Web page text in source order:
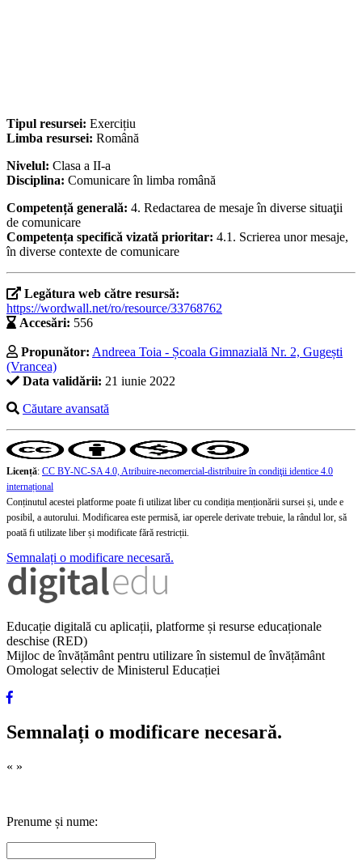
Tipul resursei: Exercițiu
Limba resursei: Română
Nivelul: Clasa a II-a
Disciplina: Comunicare în limba română
Competență generală: 4. Redactarea de mesaje în diverse situaţii
de comunicare
Competența specifică vizată prioritar: 4.1. Scrierea unor mesaje,
în diverse contexte de comunicare
Legătura web către resursă:
https://wordwall.net/ro/resource/33768762
Accesări: 556
Propunător: Andreea Toia - Școala Gimnazială Nr. 2, Gugești
(Vrancea)
Data validării: 21 iunie 2022
Căutare avansată
Licență: CC BY-NC-SA 4.0, Atribuire-necomercial-distribuire în condiţii identice 4.0
internațional
Conținutul acestei platforme poate fi utilizat liber cu condiția menționării sursei și, unde e
posibil, a autorului. Modificarea este permisă, iar operele derivate trebuie, la rândul lor, să
poată fi utilizate liber și modificate fără restricții.
Semnalați o modificare necesară.
Educație digitală cu aplicații, platforme și resurse educaționale
deschise (RED)
Mijloc de învățământ pentru utilizare în sistemul de învățământ
Omologat selectiv de Ministerul Educației
Semnalați o modificare necesară.
« »
Prenume și nume: